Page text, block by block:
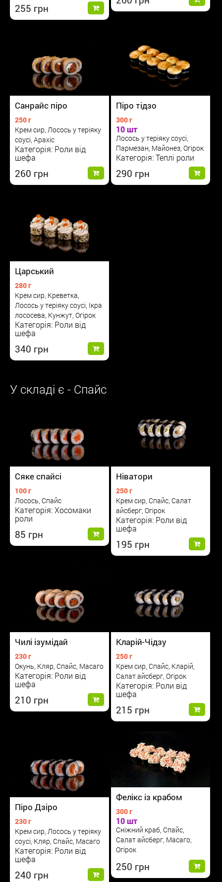
255
Санрайс піро
250 г
Крем сир, Лосось у теріяку
соусі, Арахіс
Категорія: Роли від
шефа
260
Піро тідзо
300 г
10 шт
Лосось у теріяку соусі,
Пармезан, Майонез, Огірок
Категорія: Теплі роли
290
Царський
280 г
Крем сир, Креветка,
Лосось у теріяку соусі, Ікра
лососева, Кунжут, Огірок
Категорія: Роли від
шефа
340
У складі є - Спайс
Сяке спайсі
100 г
Лосось, Спайс
Категорія: Хосомаки
роли
85
Ніватори
250 г
Крем сир, Спайс, Салат
айсберг, Огірок
Категорія: Роли від
шефа
195
Чилі ізумідай
230 г
Окунь, Кляр, Спайс, Масаго
Категорія: Роли від
шефа
210
Кларій-Чідзу
250 г
Крем сир, Спайс, Кларій,
Салат айсберг, Огірок
Категорія: Роли від
шефа
215
Піро Дзіро
230 г
Крем сир, Лосось у теріяку
соусі, Кляр, Спайс, Масаго
Категорія: Роли від
шефа
240
Фелікс із крабом
300 г
10 шт
Сніжний краб, Спайс,
Салат айсберг, Масаго,
Огірок
250